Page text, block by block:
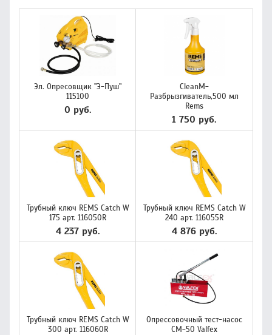
Эл. Опресовщик "Э-Пуш"
115100
0 руб.
CleanM-
Разбрызгиватель,500 мл
Rems
1 750 руб.
Трубный ключ REMS Catch W
175 арт. 116050R
4 237 руб.
Трубный ключ REMS Catch W
240 арт. 116055R
4 876 руб.
Трубный ключ REMS Catch W
300 арт. 116060R
Опрессовочный тест-насос
СМ-50 Valfex